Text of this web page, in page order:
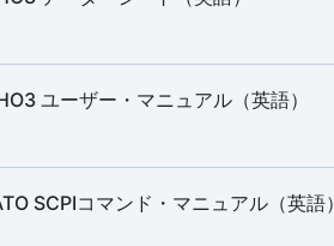
ユーザー・マニュアル（英語）
SCPIコマンド・マニュアル（英語）